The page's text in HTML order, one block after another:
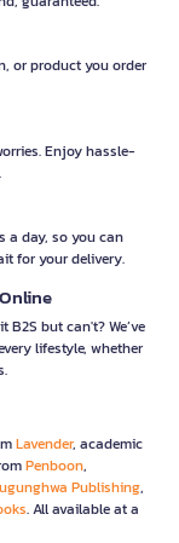
or product you order
Enjoy hassle-
a day, so you can
for your delivery.
but can't? We’ve
lifestyle, whether
Lavender, academic
Penboon,
Publishing,
. All available at a